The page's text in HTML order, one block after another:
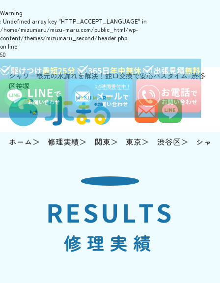
Warning
: Undefined array key "HTTP_ACCEPT_LANGUAGE" in
/home/mizumaru/mizu-maru.com/public_html/wp-
content/themes/mizumaru_second/header.php
on line
50
シャワー根元の水漏れを解決！蛇口交換で安心バスタイム-渋谷
区笹塚
ホーム 修理実績 関東 東京 渋谷区 シャ
RESULTS
修理実績